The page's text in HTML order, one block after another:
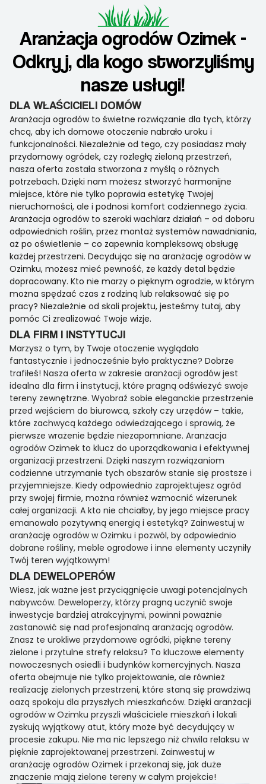
Aranżacja ogrodów Ozimek -
Odkryj, dla kogo stworzyliśmy
nasze usługi!
DLA WŁAŚCICIELI DOMÓW
Aranżacja ogrodów to świetne rozwiązanie dla tych, którzy
chcą, aby ich domowe otoczenie nabrało uroku i
funkcjonalności. Niezależnie od tego, czy posiadasz mały
przydomowy ogródek, czy rozległą zieloną przestrzeń,
nasza oferta została stworzona z myślą o różnych
potrzebach. Dzięki nam możesz stworzyć harmonijne
miejsce, które nie tylko poprawia estetykę Twojej
nieruchomości, ale i podnosi komfort codziennego życia.
Aranżacja ogrodów to szeroki wachlarz działań – od doboru
odpowiednich roślin, przez montaż systemów nawadniania,
aż po oświetlenie – co zapewnia kompleksową obsługę
każdej przestrzeni. Decydując się na aranżację ogrodów w
Ozimku, możesz mieć pewność, że każdy detal będzie
dopracowany. Kto nie marzy o pięknym ogrodzie, w którym
można spędzać czas z rodziną lub relaksować się po
pracy? Niezależnie od skali projektu, jesteśmy tutaj, aby
pomóc Ci zrealizować Twoje wizje.
DLA FIRM I INSTYTUCJI
Marzysz o tym, by Twoje otoczenie wyglądało
fantastycznie i jednocześnie było praktyczne? Dobrze
trafiłeś! Nasza oferta w zakresie aranżacji ogrodów jest
idealna dla firm i instytucji, które pragną odświeżyć swoje
tereny zewnętrzne. Wyobraź sobie eleganckie przestrzenie
przed wejściem do biurowca, szkoły czy urzędów – takie,
które zachwycą każdego odwiedzającego i sprawią, że
pierwsze wrażenie będzie niezapomniane. Aranżacja
ogrodów Ozimek to klucz do uporządkowania i efektywnej
organizacji przestrzeni. Dzięki naszym rozwiązaniom
codzienne utrzymanie tych obszarów stanie się prostsze i
przyjemniejsze. Kiedy odpowiednio zaprojektujesz ogród
przy swojej firmie, można również wzmocnić wizerunek
całej organizacji. A kto nie chciałby, by jego miejsce pracy
emanowało pozytywną energią i estetyką? Zainwestuj w
aranżację ogrodów w Ozimku i pozwól, by odpowiednio
dobrane rośliny, meble ogrodowe i inne elementy uczyniły
Twój teren wyjątkowym!
DLA DEWELOPERÓW
Wiesz, jak ważne jest przyciągnięcie uwagi potencjalnych
nabywców. Deweloperzy, którzy pragną uczynić swoje
inwestycje bardziej atrakcyjnymi, powinni poważnie
zastanowić się nad profesjonalną aranżacją ogrodów.
Znasz te urokliwe przydomowe ogródki, piękne tereny
zielone i przytulne strefy relaksu? To kluczowe elementy
nowoczesnych osiedli i budynków komercyjnych. Nasza
oferta obejmuje nie tylko projektowanie, ale również
realizację zielonych przestrzeni, które staną się prawdziwą
oazą spokoju dla przyszłych mieszkańców. Dzięki aranżacji
ogrodów w Ozimku przyszli właściciele mieszkań i lokali
zyskują wyjątkowy atut, który może być decydujący w
procesie zakupu. Nie ma nic lepszego niż chwila relaksu w
pięknie zaprojektowanej przestrzeni. Zainwestuj w
aranżację ogrodów Ozimek i przekonaj się, jak duże
znaczenie mają zielone tereny w całym projekcie!